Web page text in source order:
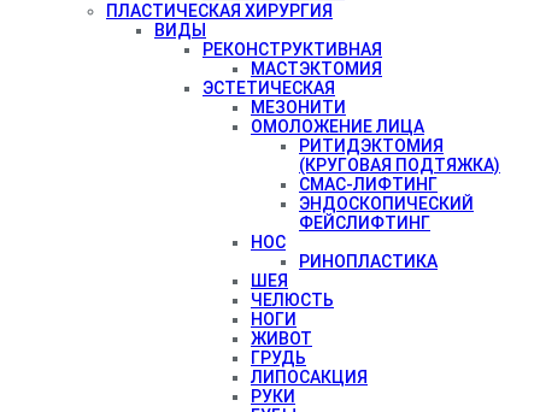
ПЛАСТИЧЕСКАЯ ХИРУРГИЯ
ВИДЫ
РЕКОНСТРУКТИВНАЯ
МАСТЭКТОМИЯ
ЭСТЕТИЧЕСКАЯ
МЕЗОНИТИ
ОМОЛОЖЕНИЕ ЛИЦА
РИТИДЭКТОМИЯ
(КРУГОВАЯ ПОДТЯЖКА)
СМАС-ЛИФТИНГ
ЭНДОСКОПИЧЕСКИЙ
ФЕЙСЛИФТИНГ
НОС
РИНОПЛАСТИКА
ШЕЯ
ЧЕЛЮСТЬ
НОГИ
ЖИВОТ
ГРУДЬ
ЛИПОСАКЦИЯ
РУКИ